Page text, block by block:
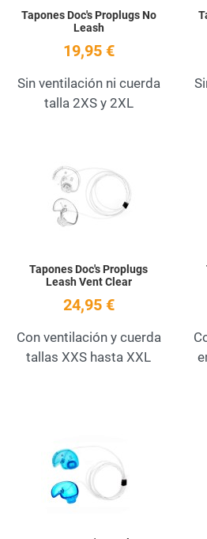
Tapones Doc's Proplugs No
Leash
19,95 €
Sin ventilación ni cuerda
talla 2XS y 2XL
Tapones Doc's Proplugs
Leash Vent Clear
24,95 €
Con ventilación y cuerda
tallas XXS hasta XXL